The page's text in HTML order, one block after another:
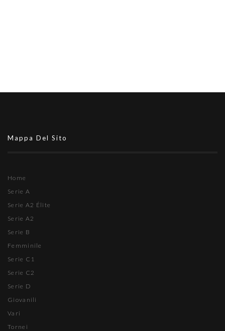
Mappa Del Sito
Home
Serie A
Serie A2 Élite
Serie A2
Serie B
Femminile
Serie C1
Serie C2
Serie D
Giovanili
Vari
Tornei